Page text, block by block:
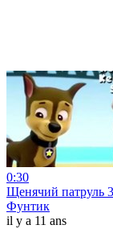
0:30
Щенячий патруль
Фунтик
il y a 11 ans